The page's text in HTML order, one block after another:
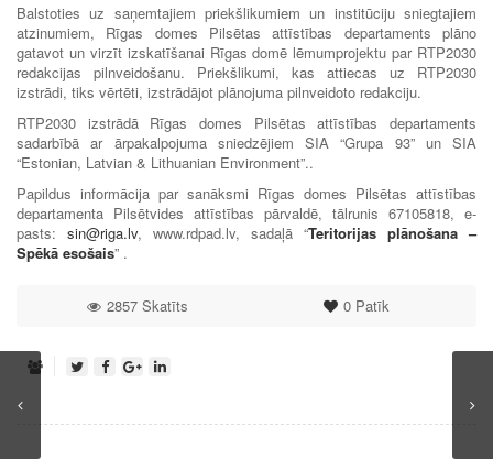
Balstoties uz saņemtajiem priekšlikumiem un institūciju sniegtajiem
atzinumiem, Rīgas domes Pilsētas attīstības departaments plāno
gatavot un virzīt izskatīšanai Rīgas domē lēmumprojektu par RTP2030
redakcijas pilnveidošanu. Priekšlikumi, kas attiecas uz RTP2030
izstrādi, tiks vērtēti, izstrādājot plānojuma pilnveidoto redakciju.
RTP2030 izstrādā Rīgas domes Pilsētas attīstības departaments
sadarbībā ar ārpakalpojuma sniedzējiem SIA “Grupa 93” un SIA
“Estonian, Latvian & Lithuanian Environment”..
Papildus informācija par sanāksmi Rīgas domes Pilsētas attīstības
departamenta Pilsētvides attīstības pārvaldē, tālrunis 67105818, e-
pasts: sin@riga.lv, www.rdpad.lv, sadaļā “Teritorijas plānošana –
Spēkā esošais” .
0Patīk
2857 Skatīts